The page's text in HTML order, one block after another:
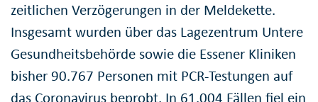
zeitlichen Verzögerungen in der Meldekette.
Insgesamt wurden über das Lagezentrum Untere
Gesundheitsbehörde sowie die Essener Kliniken
bisher 90.767 Personen mit PCR-Testungen auf
das Coronavirus beprobt. In 61.004 Fällen fiel ein